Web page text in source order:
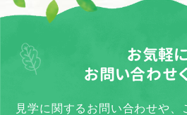
お気軽に
お問い合わせ
見学に関するお問い合わせや、